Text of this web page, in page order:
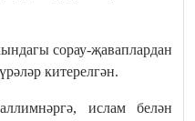
сорау-җаваплардан
китерелгән.
ислам белән